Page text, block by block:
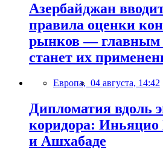
Азербайджан
правила оценки
рынков — главным
станет их
Европа, 04 августа, 14:42
Дипломатия вдоль
коридора: Иньяцио
и Ашхабаде